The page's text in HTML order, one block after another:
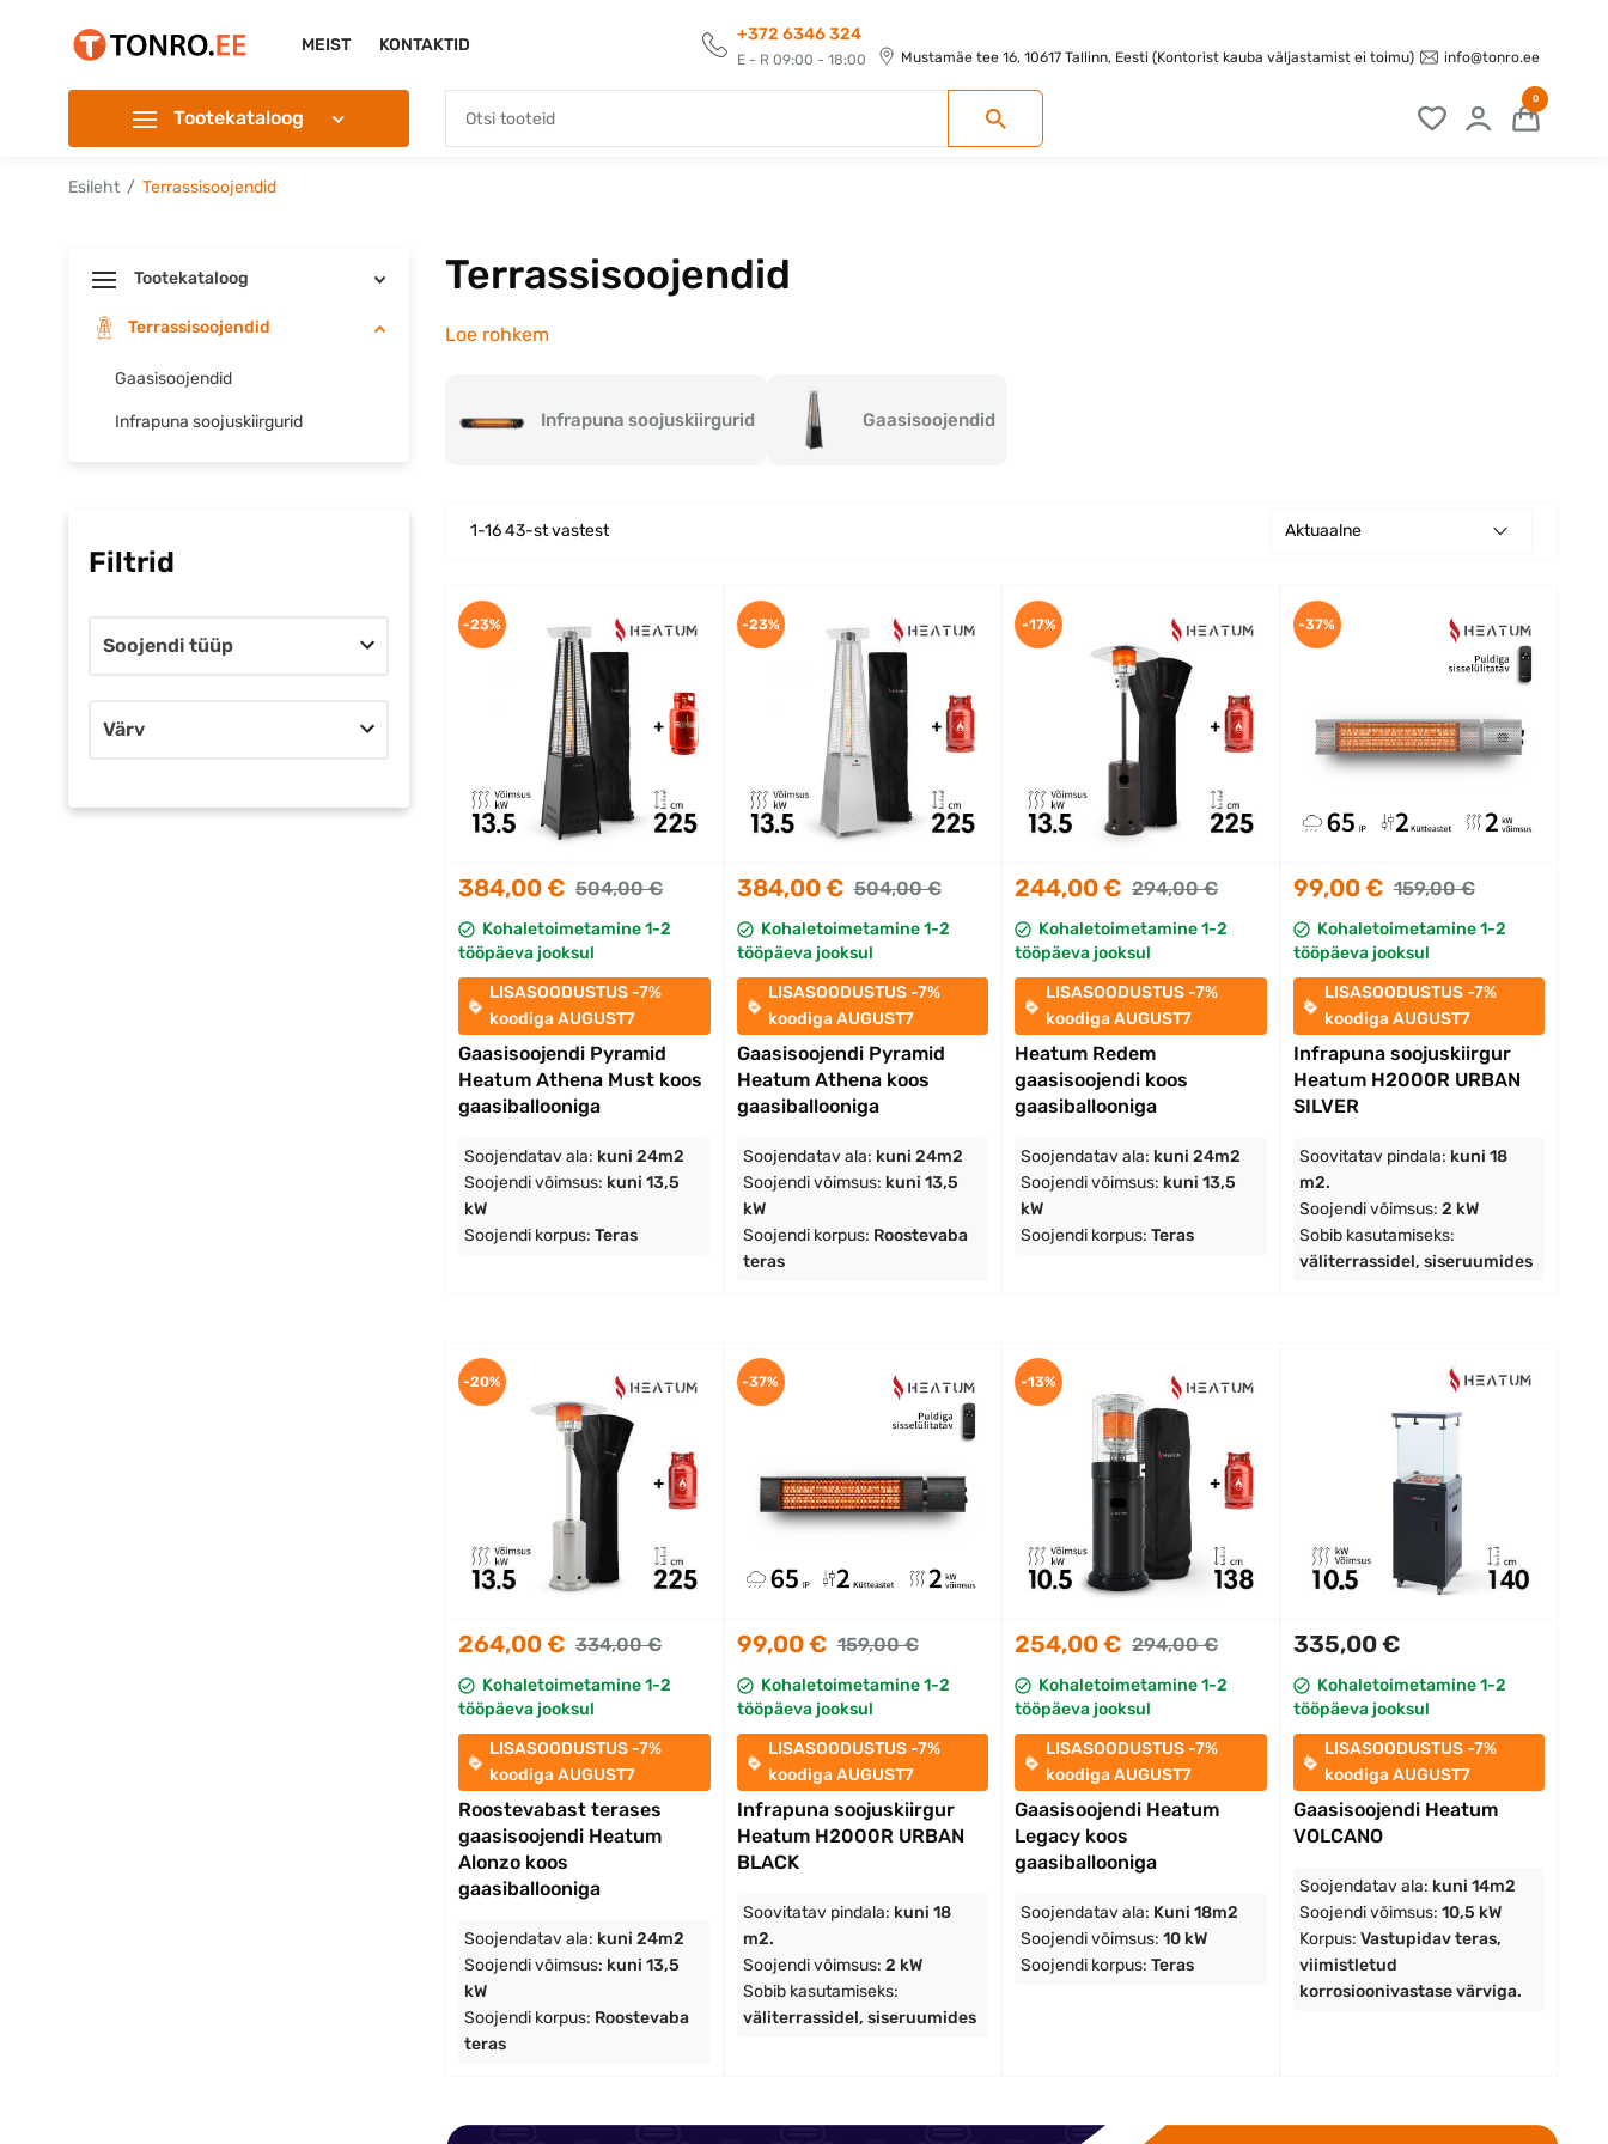
MEIST KONTAKTID
+372 6346 324
E - R 09:00 - 18:00 Mustamäe tee 16, 10617 Tallinn, Eesti (Kontorist kauba väljastamist ei toimu) info@tonro.ee
Tootekataloog
0
Esileht Terrassisoojendid
Tootekataloog
Terrassisoojendid
Gaasisoojendid
Infrapuna soojuskiirgurid
Filtrid
Soojendi tüüp
Värv
Terrassisoojendid
Loe rohkem
Infrapuna soojuskiirgurid Gaasisoojendid
1-16 43-st vastest Aktuaalne
384,00 € 504,00 €
Kohaletoimetamine 1-2
tööpäeva jooksul
LISASOODUSTUS -7%
koodiga AUGUST7
Gaasisoojendi Pyramid
Heatum Athena Must koos
gaasiballooniga
Soojendatav ala: kuni 24m2
Soojendi võimsus: kuni 13,5
kW
Soojendi korpus: Teras
-23%
384,00 € 504,00 €
Kohaletoimetamine 1-2
tööpäeva jooksul
LISASOODUSTUS -7%
koodiga AUGUST7
Gaasisoojendi Pyramid
Heatum Athena koos
gaasiballooniga
Soojendatav ala: kuni 24m2
Soojendi võimsus: kuni 13,5
kW
Soojendi korpus: Roostevaba
teras
-23%
244,00 € 294,00 €
Kohaletoimetamine 1-2
tööpäeva jooksul
LISASOODUSTUS -7%
koodiga AUGUST7
Heatum Redem
gaasisoojendi koos
gaasiballooniga
Soojendatav ala: kuni 24m2
Soojendi võimsus: kuni 13,5
kW
Soojendi korpus: Teras
-17%
99,00 € 159,00 €
Kohaletoimetamine 1-2
tööpäeva jooksul
LISASOODUSTUS -7%
koodiga AUGUST7
Infrapuna soojuskiirgur
Heatum H2000R URBAN
SILVER
Soovitatav pindala: kuni 18
m2.
Soojendi võimsus: 2 kW
Sobib kasutamiseks:
väliterrassidel, siseruumides
-37%
264,00 € 334,00 €
Kohaletoimetamine 1-2
tööpäeva jooksul
LISASOODUSTUS -7%
koodiga AUGUST7
Roostevabast terases
gaasisoojendi Heatum
Alonzo koos
gaasiballooniga
Soojendatav ala: kuni 24m2
Soojendi võimsus: kuni 13,5
kW
Soojendi korpus: Roostevaba
teras
-20%
99,00 € 159,00 €
Kohaletoimetamine 1-2
tööpäeva jooksul
LISASOODUSTUS -7%
koodiga AUGUST7
Infrapuna soojuskiirgur
Heatum H2000R URBAN
BLACK
Soovitatav pindala: kuni 18
m2.
Soojendi võimsus: 2 kW
Sobib kasutamiseks:
väliterrassidel, siseruumides
-37%
254,00 € 294,00 €
Kohaletoimetamine 1-2
tööpäeva jooksul
LISASOODUSTUS -7%
koodiga AUGUST7
Gaasisoojendi Heatum
Legacy koos
gaasiballooniga
Soojendatav ala: Kuni 18m2
Soojendi võimsus: 10 kW
Soojendi korpus: Teras
-13%
335,00 €
Kohaletoimetamine 1-2
tööpäeva jooksul
LISASOODUSTUS -7%
koodiga AUGUST7
Gaasisoojendi Heatum
VOLCANO
Soojendatav ala: kuni 14m2
Soojendi võimsus: 10,5 kW
Korpus: Vastupidav teras,
viimistletud
korrosioonivastase värviga.